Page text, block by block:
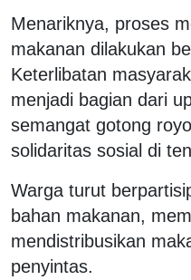
Menariknya, proses
makanan dilakukan
Keterlibatan
menjadi bagian dari
semangat gotong
solidaritas sosial di
Warga turut
bahan makanan,
mendistribusikan
penyintas.